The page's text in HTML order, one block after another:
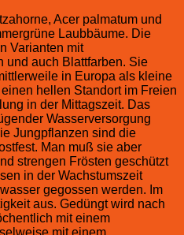
Acer palmatum und
Laubbäume. Die
Varianten mit
und auch Blattfarben. Sie
in Europa als kleine
hellen Standort im Freien
in der Mittagszeit. Das
Wasserversorgung
Jungpflanzen sind die
Man muß sie aber
strengen Frösten geschützt
in der Wachstumszeit
gegossen werden. Im
aus. Gedüngt wird nach
mit einem
mit einem